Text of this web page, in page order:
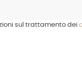
sul trattamento dei